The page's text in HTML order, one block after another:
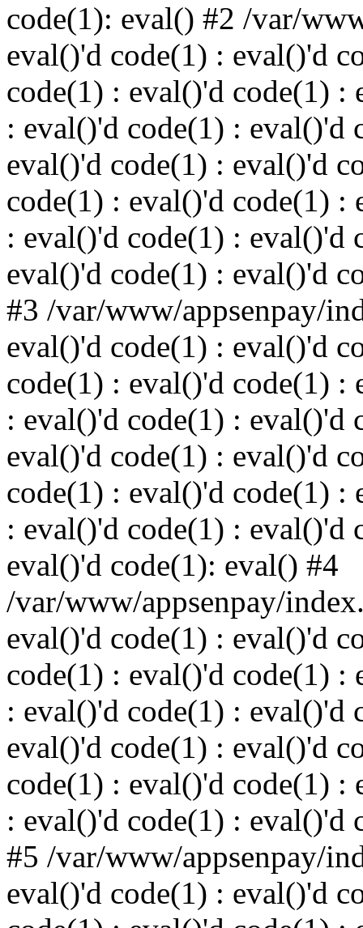
code(1): eval() #2 /var/
eval()'d code(1) : eval()'d
code(1) : eval()'d code(1) :
: eval()'d code(1) : eval()'d
eval()'d code(1) : eval()'d
code(1) : eval()'d code(1) :
: eval()'d code(1) : eval()'d
eval()'d code(1) : eval()'d
#3 /var/www/appsenpay/
eval()'d code(1) : eval()'d
code(1) : eval()'d code(1) :
: eval()'d code(1) : eval()'d
eval()'d code(1) : eval()'d
code(1) : eval()'d code(1) :
: eval()'d code(1) : eval()'d
eval()'d code(1): eval() #4
/var/www/appsenpay/
eval()'d code(1) : eval()'d
code(1) : eval()'d code(1) :
: eval()'d code(1) : eval()'d
eval()'d code(1) : eval()'d
code(1) : eval()'d code(1) :
: eval()'d code(1) : eval()'d
#5 /var/www/appsenpay/
eval()'d code(1) : eval()'d